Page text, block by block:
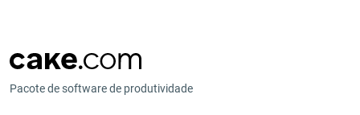
Pacote de software de produtividade